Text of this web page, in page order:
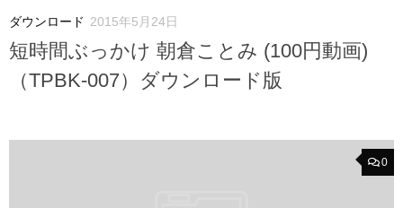
ダウンロード 2015年5月24日
短時間ぶっかけ 朝倉ことみ (100円動画)
（TPBK-007）ダウンロード版
0